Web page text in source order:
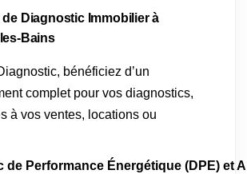
de Diagnostic Immobilier à
Bains
bénéficiez d’un
complet pour vos diagnostics,
à vos ventes, locations ou
de Performance Énergétique (DPE) et